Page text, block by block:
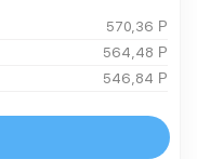
570,36 Р
564,48 Р
546,84 Р